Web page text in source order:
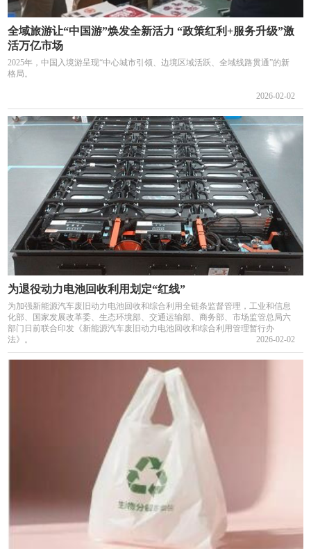
全域旅游让“中国游”焕发全新活力 “政策红利+服务升级”激
活万亿市场
2025年，中国入境游呈现“中心城市引领、边境区域活跃、全域线路贯通”的新
格局。
2026-02-02
为退役动力电池回收利用划定“红线”
为加强新能源汽车废旧动力电池回收和综合利用全链条监督管理，工业和信息
化部、国家发展改革委、生态环境部、交通运输部、商务部、市场监管总局六
部门日前联合印发《新能源汽车废旧动力电池回收和综合利用管理暂行办
法》。
2026-02-02